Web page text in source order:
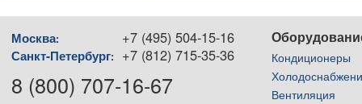
Москва: +7 (495) 504-15-16
Санкт-Петербург: +7 (812) 715-35-36
8 (800) 707-16-67
Кондиционеры
Вентиляция